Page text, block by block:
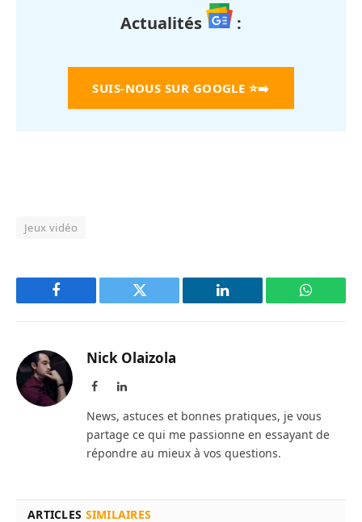
Actualités
:
SUIS-NOUS SUR GOOGLE ⭐➡️
Jeux vidéo
Facebook Twitter LinkedIn
Nick Olaizola
FacebookLinkedIn
News, astuces et bonnes pratiques, je vous
partage ce qui me passionne en essayant de
répondre au mieux à vos questions.
ARTICLES SIMILAIRES